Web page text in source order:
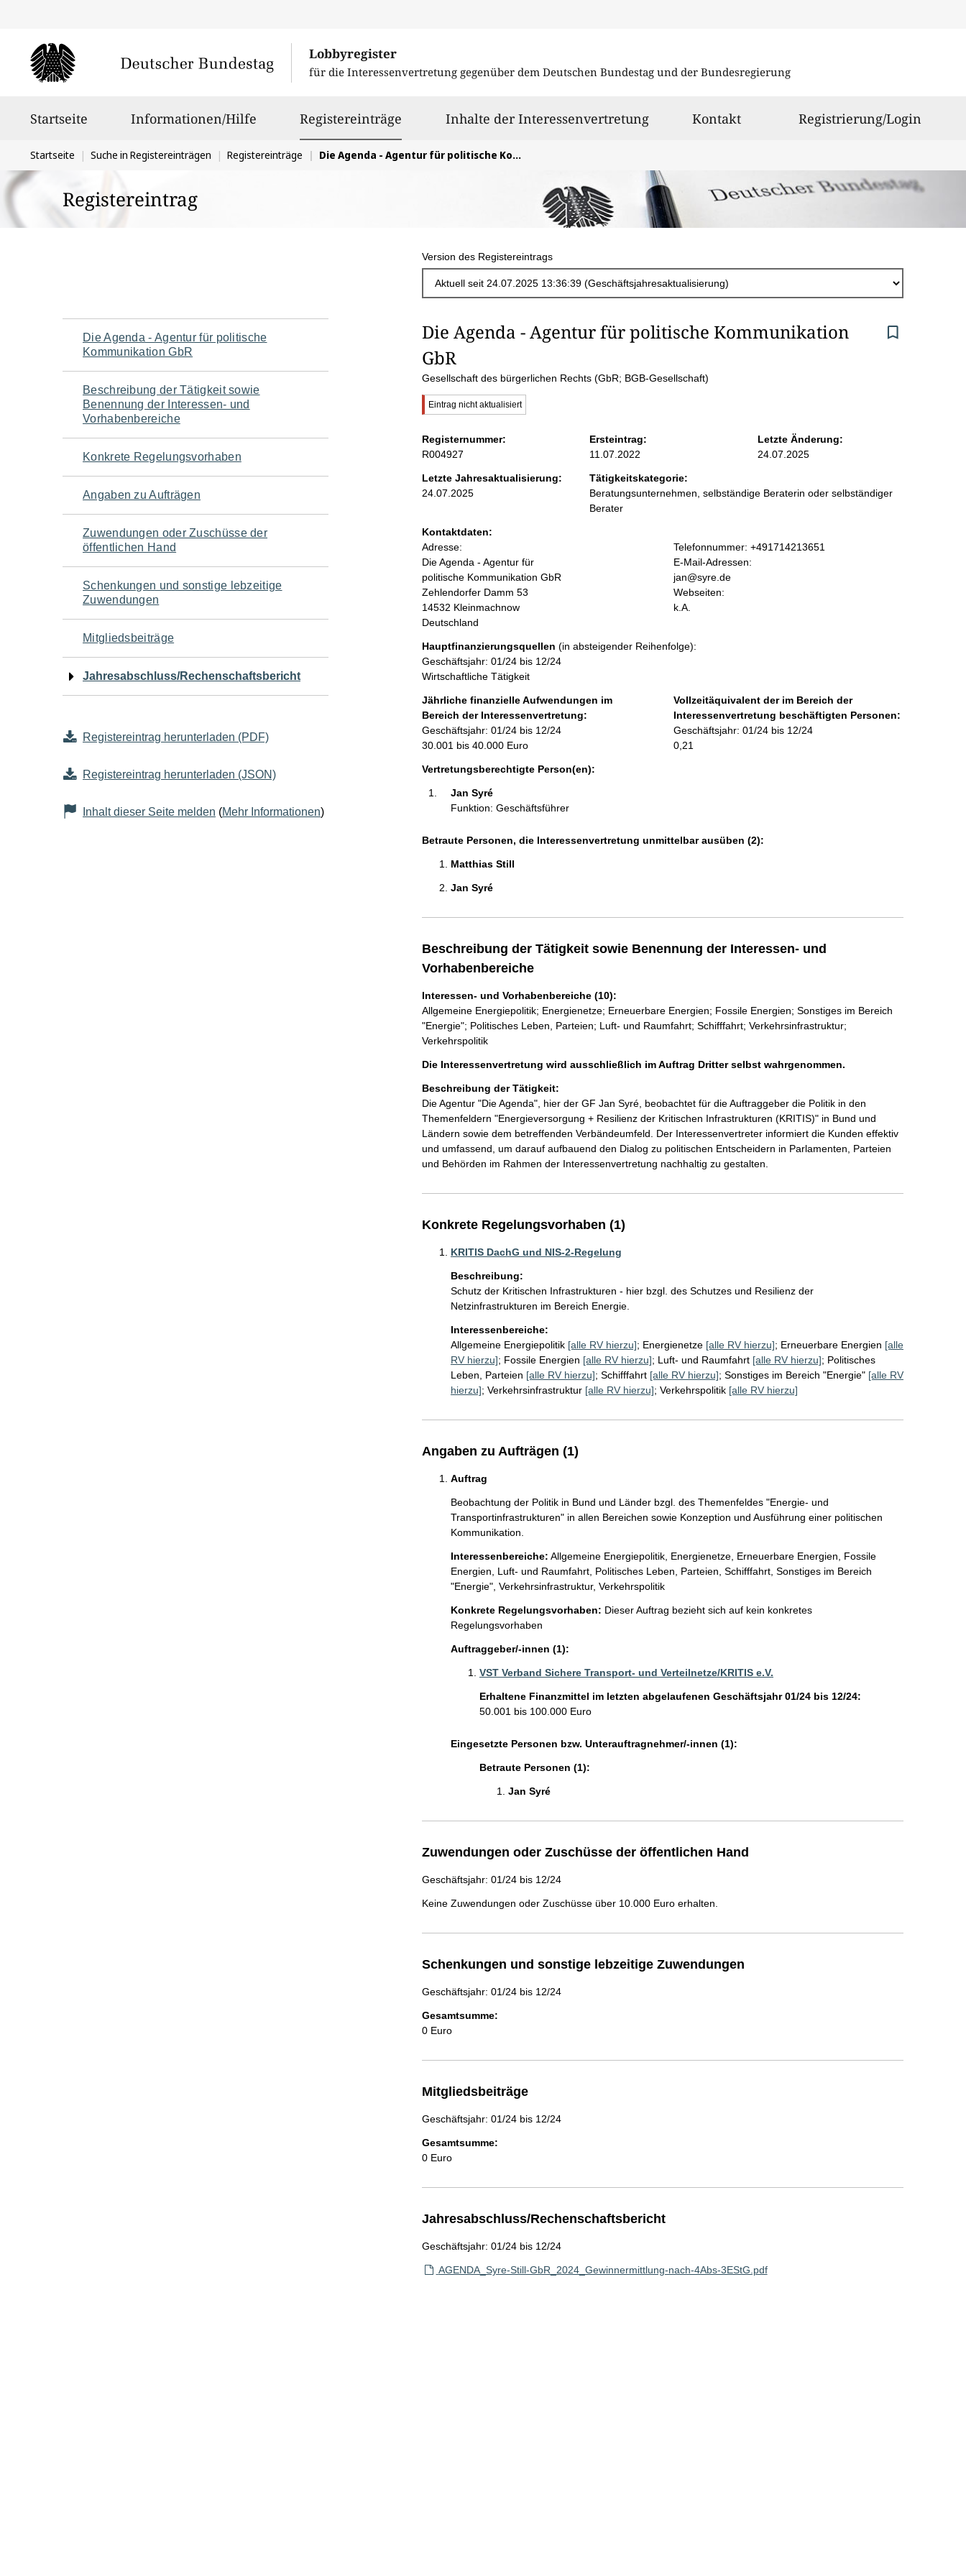
Lobbyregister
für die Interessenvertretung gegenüber dem Deutschen Bundestag und der Bundesregierung
Startseite Informationen/Hilfe Registereinträge ausgewähltInhalte der Interessenvertretung Kontakt Registrierung/Login
Sie
befinden
sich
hier:
Startseite Suche in Registereinträgen Registereinträge Die Agenda - Agentur für politische Kommunikation GbR
Registereintrag
Version des Registereintrags
Navigation
für
den
Seiteninhalt
Die Agenda - Agentur für politische
Kommunikation GbR
Beschreibung der Tätigkeit sowie
Benennung der Interessen- und
Vorhabenbereiche
Konkrete Regelungsvorhaben
Angaben zu Aufträgen
Zuwendungen oder Zuschüsse der
öffentlichen Hand
Schenkungen und sonstige lebzeitige
Zuwendungen
Mitgliedsbeiträge
Jahresabschluss/Rechenschaftsbericht
Registereintrag herunterladen (PDF)
Registereintrag herunterladen (JSON)
Inhalt dieser Seite melden (Mehr Informationen)
S
e
i
t
e
i
n
h
a
l
t
Die Agenda - Agentur für politische Kommunikation
GbR
Gesellschaft des bürgerlichen Rechts (GbR; BGB-Gesellschaft)
W
i
h
t
g
e
i
n
w
s
:
Eintrag nicht aktualisiert
Registernummer:
R004927
Ersteintrag:
11.07.2022
Letzte Änderung:
24.07.2025
Letzte Jahresaktualisierung:
24.07.2025
Tätigkeitskategorie:
Beratungsunternehmen, selbständige Beraterin oder selbständiger
Berater
Kontaktdaten:
Adresse:
Die Agenda - Agentur für
politische Kommunikation GbR
Zehlendorfer Damm 53
14532 Kleinmachnow
Deutschland
K
o
n
t
a
i
o
r
m
a
Telefonnummer: +491714213651
E-Mail-Adressen:
jan@syre.de
Webseiten:
k.A.
Hauptfinanzierungsquellen (in absteigender Reihenfolge):
Geschäftsjahr: 01/24 bis 12/24
Wirtschaftliche Tätigkeit
Jährliche finanzielle Aufwendungen im
Bereich der Interessenvertretung:
Geschäftsjahr: 01/24 bis 12/24
30.001 bis 40.000 Euro
Vollzeitäquivalent der im Bereich der
Interessenvertretung beschäftigten Personen:
Geschäftsjahr: 01/24 bis 12/24
0,21
Vertretungsberechtigte Person(en):
Jan Syré
Funktion: Geschäftsführer
Betraute Personen, die Interessenvertretung unmittelbar ausüben (2):
Matthias Still
Jan Syré
Beschreibung der Tätigkeit sowie Benennung der Interessen- und
Vorhabenbereiche
Interessen- und Vorhabenbereiche (10):
Allgemeine Energiepolitik; Energienetze; Erneuerbare Energien; Fossile Energien; Sonstiges im Bereich
"Energie"; Politisches Leben, Parteien; Luft- und Raumfahrt; Schifffahrt; Verkehrsinfrastruktur;
Verkehrspolitik
Die Interessenvertretung wird ausschließlich im Auftrag Dritter selbst wahrgenommen.
Beschreibung der Tätigkeit:
Die Agentur "Die Agenda", hier der GF Jan Syré, beobachtet für die Auftraggeber die Politik in den
Themenfeldern "Energieversorgung + Resilienz der Kritischen Infrastrukturen (KRITIS)" in Bund und
Ländern sowie dem betreffenden Verbändeumfeld. Der Interessenvertreter informiert die Kunden effektiv
und umfassend, um darauf aufbauend den Dialog zu politischen Entscheidern in Parlamenten, Parteien
Konkrete Regelungsvorhaben (1)
KRITIS DachG und NIS-2-Regelung
Beschreibung:
Schutz der Kritischen Infrastrukturen - hier bzgl. des Schutzes und Resilienz der
Netzinfrastrukturen im Bereich Energie.
Interessenbereiche:
Allgemeine Energiepolitik [alle RV hierzu]; Energienetze [alle RV hierzu]; Erneuerbare Energien [alle
RV hierzu]; Fossile Energien [alle RV hierzu]; Luft- und Raumfahrt [alle RV hierzu]; Politisches
Leben, Parteien [alle RV hierzu]; Schifffahrt [alle RV hierzu]; Sonstiges im Bereich "Energie" [alle RV
hierzu]; Verkehrsinfrastruktur [alle RV hierzu]; Verkehrspolitik [alle RV hierzu]
Angaben zu Aufträgen (1)
Auftrag
Beobachtung der Politik in Bund und Länder bzgl. des Themenfeldes "Energie- und
Transportinfrastrukturen" in allen Bereichen sowie Konzeption und Ausführung einer politischen
Kommunikation.
Interessenbereiche: Allgemeine Energiepolitik, Energienetze, Erneuerbare Energien, Fossile
Energien, Luft- und Raumfahrt, Politisches Leben, Parteien, Schifffahrt, Sonstiges im Bereich
"Energie", Verkehrsinfrastruktur, Verkehrspolitik
Konkrete Regelungsvorhaben: Dieser Auftrag bezieht sich auf kein konkretes
Regelungsvorhaben
Auftraggeber/-innen (1):
VST Verband Sichere Transport- und Verteilnetze/KRITIS e.V.
Erhaltene Finanzmittel im letzten abgelaufenen Geschäftsjahr 01/24 bis 12/24:
50.001 bis 100.000 Euro
Eingesetzte Personen bzw. Unterauftragnehmer/-innen (1):
Betraute Personen (1):
Jan Syré
Zuwendungen oder Zuschüsse der öffentlichen Hand
Geschäftsjahr: 01/24 bis 12/24
Keine Zuwendungen oder Zuschüsse über 10.000 Euro erhalten.
Schenkungen und sonstige lebzeitige Zuwendungen
Geschäftsjahr: 01/24 bis 12/24
Gesamtsumme:
0 Euro
Mitgliedsbeiträge
Geschäftsjahr: 01/24 bis 12/24
Gesamtsumme:
0 Euro
Jahresabschluss/Rechenschaftsbericht
Geschäftsjahr: 01/24 bis 12/24
AGENDA_Syre-Still-GbR_2024_Gewinnermittlung-nach-4Abs-3EStG.pdf